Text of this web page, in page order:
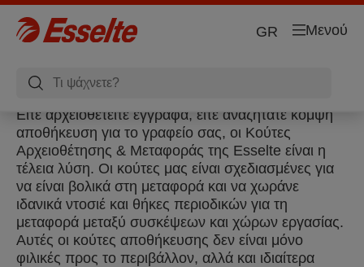
Μενού
GR
Είτε αρχειοθετείτε έγγραφα, είτε αναζητάτε κομψή
αποθήκευση για το γραφείο σας, οι Κούτες
Αρχειοθέτησης & Μεταφοράς της Esselte είναι η
τέλεια λύση. Οι κούτες μας είναι σχεδιασμένες για
να είναι βολικά στη μεταφορά και να χωράνε
ιδανικά ντοσιέ και θήκες περιοδικών για τη
μεταφορά μεταξύ συσκέψεων και χώρων εργασίας.
Αυτές οι κούτες αποθήκευσης δεν είναι μόνο
φιλικές προς το περιβάλλον, αλλά και ιδιαίτερα